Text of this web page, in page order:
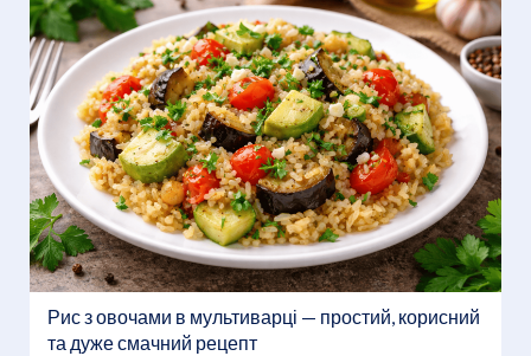
Рис з овочами в мультиварці — простий, корисний
та дуже смачний рецепт